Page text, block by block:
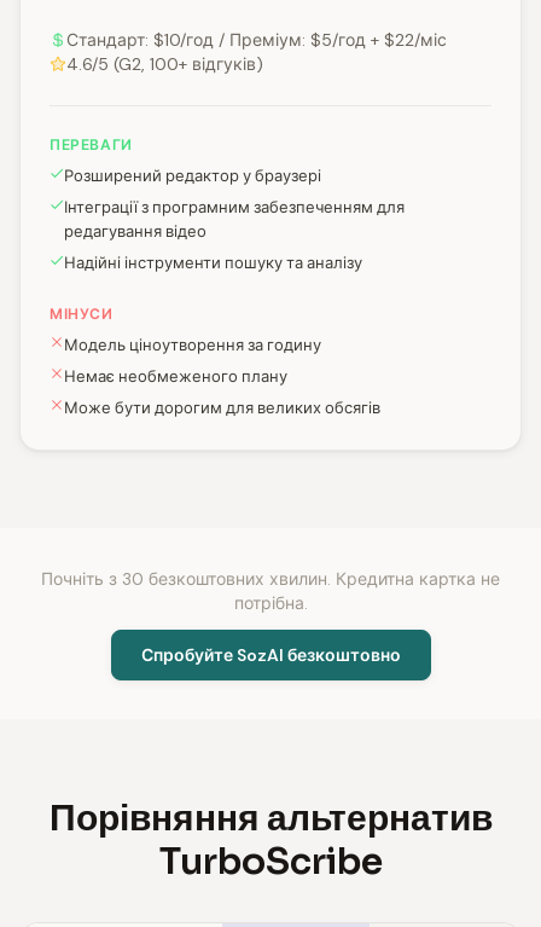
Стандарт: $10/год / Преміум: $5/год + $22/міс
4.6/5 (G2, 100+ відгуків)
ПЕРЕВАГИ
Розширений редактор у браузері
Інтеграції з програмним забезпеченням для
редагування відео
Надійні інструменти пошуку та аналізу
МІНУСИ
Модель ціноутворення за годину
Немає необмеженого плану
Може бути дорогим для великих обсягів
Почніть з 30 безкоштовних хвилин. Кредитна картка не
потрібна.
Спробуйте SozAI безкоштовно
Порівняння альтернатив
TurboScribe